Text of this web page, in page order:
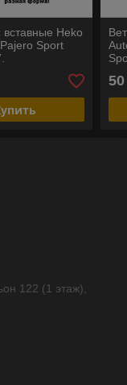
вставные Heko
Sport
50
122 (1 этаж),